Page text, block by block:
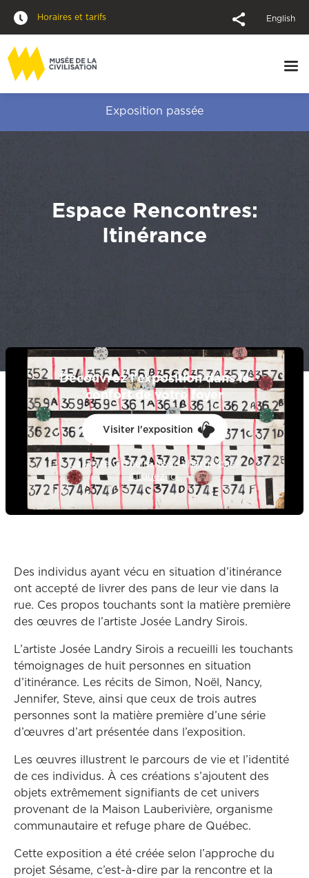
Horaires et tarifs English
Exposition passée
Espace Rencontres:
Itinérance
Découvrez l'exposition dans le
confort de votre foyer
Visiter l'exposition
La visite virtuelle ne se charge pas?
Cliquez ici.Ce lien ouvrira dans une
Des individus ayant vécu en situation d’itinérance
ont accepté de livrer des pans de leur vie dans la
rue. Ces propos touchants sont la matière première
des œuvres de l’artiste Josée Landry Sirois.
L’artiste Josée Landry Sirois a recueilli les touchants
témoignages de huit personnes en situation
d’itinérance. Les récits de Simon, Noël, Nancy,
Jennifer, Steve, ainsi que ceux de trois autres
personnes sont la matière première d’une série
d’œuvres d’art présentée dans l’exposition.
Les œuvres illustrent le parcours de vie et l’identité
de ces individus. À ces créations s’ajoutent des
objets extrêmement signifiants de cet univers
provenant de la Maison Lauberivière, organisme
communautaire et refuge phare de Québec.
Cette exposition a été créée selon l’approche du
projet Sésame, c’est-à-dire par la rencontre et la